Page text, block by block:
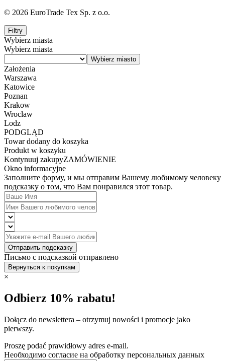
© 2026 EuroTrade Tex Sp. z o.o.
Filtry
Wybierz miasta
Wybierz miasta
Założenia
Warszawa
Katowice
Poznan
Krakow
Wroclaw
Lodz
PODGLĄD
Towar dodany do koszyka
Produkt w koszyku
Kontynuuj zakupyZAMÓWIENIE
Okno informacyjne
Заполните форму, и мы отправим Вашему любимому человеку
подсказку о том, что Вам понравился этот товар.
Отправить подсказку
Письмо с подсказкой отправлено
Вернуться к покупкам
×
Odbierz 10% rabatu!
Dołącz do newslettera – otrzymuj nowości i promocje jako
pierwszy.
Proszę podać prawidłowy adres e-mail.
Необходимо согласие на обработку персональных данных